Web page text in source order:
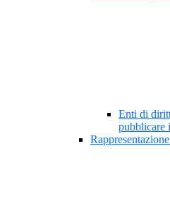
Enti di
pubblicare